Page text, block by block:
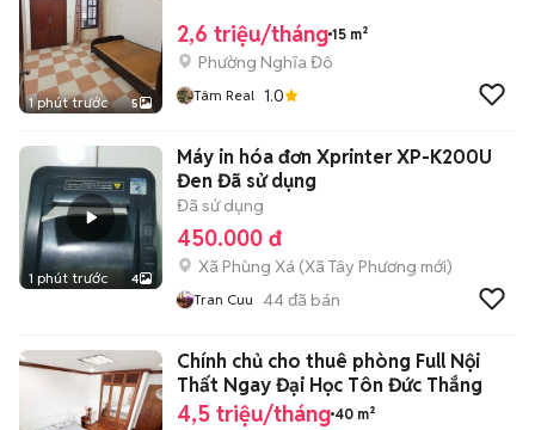
1 phút trước 5
2,6 triệu/tháng 15 m²
Phường Nghĩa Đô
Tâm Real 1.0
1 phút trước 4
Máy in hóa đơn Xprinter XP-K200U
Đen Đã sử dụng
Đã sử dụng
450.000 đ
Xã Phùng Xá (Xã Tây Phương mới)
Tran Cuu 44đã bán
Chính chủ cho thuê phòng Full Nội
Thất Ngay Đại Học Tôn Đức Thắng
4,5 triệu/tháng 40 m²